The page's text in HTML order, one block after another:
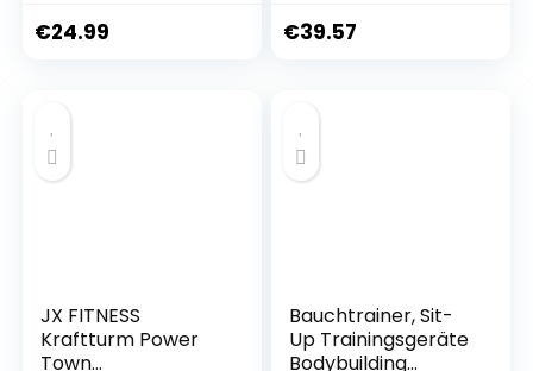
for Gym Weights
Dumbells |
€24.99
Widerstandsbände
Hüft-
Gesäßmuskel-
€39.57
JX FITNESS
Kraftturm Power
Town
Bauchtrainer, Sit-
Up Trainingsgeräte
Bodybuilding